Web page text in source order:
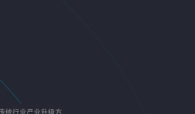
统行业产业升级方